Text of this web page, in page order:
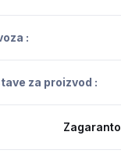
:
za proizvod :